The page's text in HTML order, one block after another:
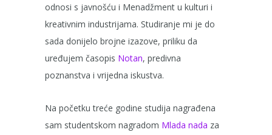
odnosi s javnošću i Menadžment u kulturi i
kreativnim industrijama. Studiranje mi je do
sada donijelo brojne izazove, priliku da
uređujem časopis Notan, predivna
poznanstva i vrijedna iskustva.
Na početku treće godine studija nagrađena
sam studentskom nagradom Mlada nada za